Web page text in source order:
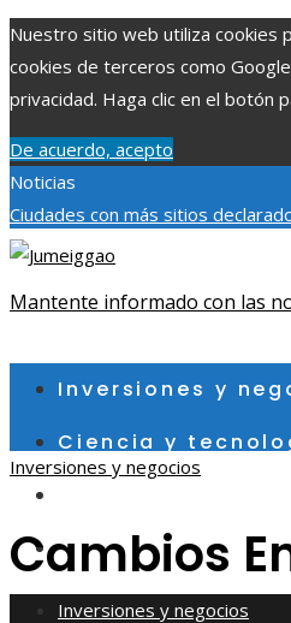
Nuestro sitio web utiliza cookies
cookies de terceros como
privacidad. Haga clic en el botón
De acuerdo, acepto
Noticias
Ciudades con más sitios
aumentar la inversión productiva
viernes, agosto 7
Mantente informado con las
Inversiones y
Ciencia y
Responsabilidad
Inversiones y negocios
Inversiones y negocios
Cambios